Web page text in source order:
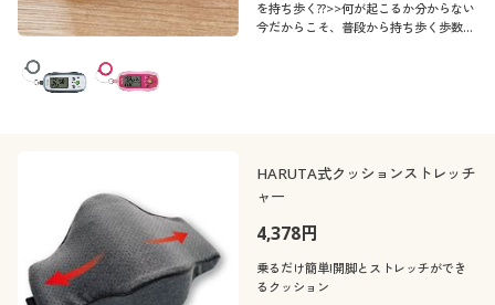
を持ち歩く??>>何が起こるか分からない
今だからこそ、普段から持ち歩く歩数計
HARUTA式クッションストレッチ
ャー
4,378円
乗るだけ簡単!開脚とストレッチができ
るクッション